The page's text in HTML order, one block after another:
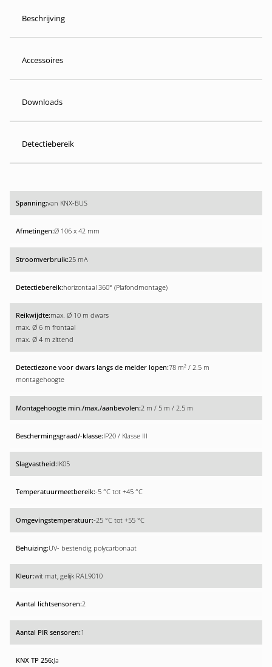
Beschrijving
Accessoires
Downloads
Detectiebereik
van KNX-BUS
Ø 106 x 42 mm
25 mA
horizontaal 360° (Plafondmontage)
max. Ø 10 m dwars
max. Ø 6 m frontaal
max. Ø 4 m zittend
78 m² / 2.5 m
montagehoogte
2 m / 5 m / 2.5 m
IP20 / Klasse III
IK05
-5 °C tot +45 °C
-25 °C tot +55 °C
UV- bestendig polycarbonaat
wit mat, gelijk RAL9010
2
1
Ja